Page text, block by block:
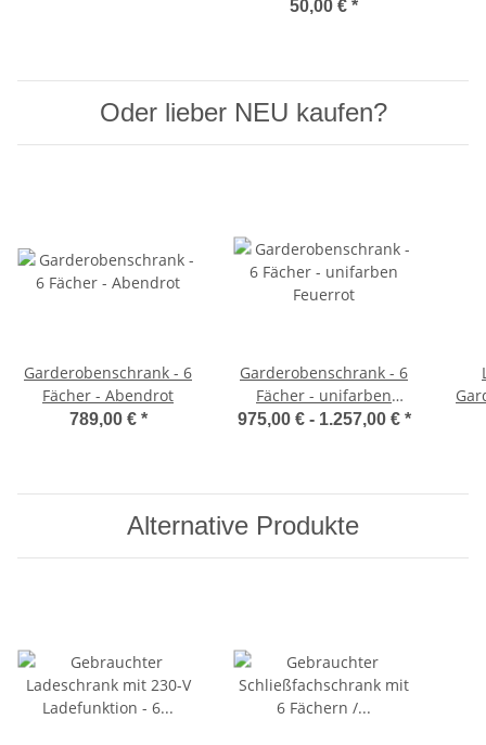
50,00 € *
Oder lieber NEU kaufen?
Garderobenschrank - 6
Fächer - Abendrot
789,00 € *
Garderobenschrank - 6
Fächer - unifarben
Feuerrot
975,00 € - 1.257,00 € *
Alternative Produkte